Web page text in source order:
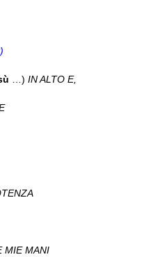
…) IN ALTO E,
MIE MANI